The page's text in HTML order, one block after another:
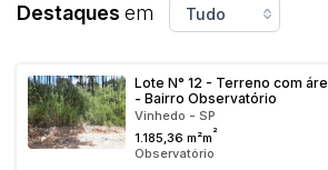
Busca por categoria
Diversos
Bens diversos
Imóveis
Bairro
Fale Conosco
Destaques em
Lote N° 12 - Terreno com
- Bairro Observatório
Vinhedo - SP
1.185,36 m²m²
Observatório